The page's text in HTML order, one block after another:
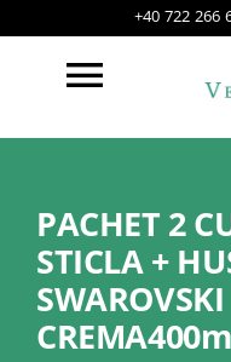
content
+40 722 266
Toggle
Produse
Oferte
PACHET 2
STICLA +